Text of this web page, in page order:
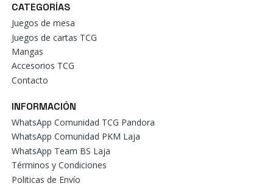
CATEGORÍAS
Juegos de mesa
Juegos de cartas TCG
Mangas
Accesorios TCG
Contacto
INFORMACIÓN
WhatsApp Comunidad TCG Pandora
WhatsApp Comunidad PKM Laja
WhatsApp Team BS Laja
Términos y Condiciones
Politicas de Envío